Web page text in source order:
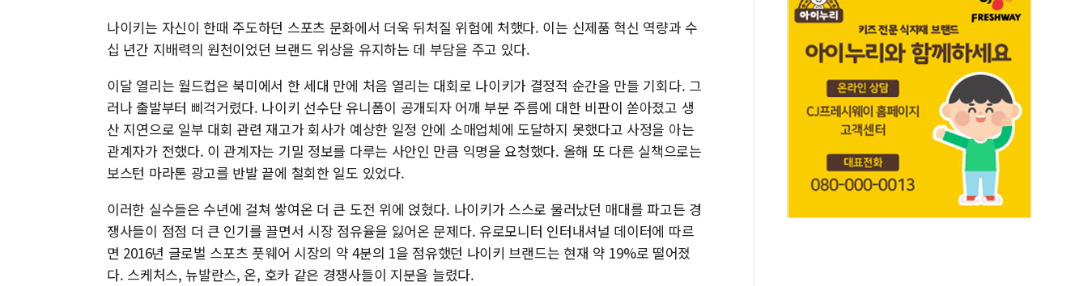
나이키는 자신이 한때 주도하던 스포츠 문화에서 더욱 뒤처질 위험에 처했다. 이는 신제품 혁신 역량과 수
십 년간 지배력의 원천이었던 브랜드 위상을 유지하는 데 부담을 주고 있다.
이달 열리는 월드컵은 북미에서 한 세대 만에 처음 열리는 대회로 나이키가 결정적 순간을 만들 기회다. 그
러나 출발부터 삐걱거렸다. 나이키 선수단 유니폼이 공개되자 어깨 부분 주름에 대한 비판이 쏟아졌고 생
산 지연으로 일부 대회 관련 재고가 회사가 예상한 일정 안에 소매업체에 도달하지 못했다고 사정을 아는
관계자가 전했다. 이 관계자는 기밀 정보를 다루는 사안인 만큼 익명을 요청했다. 올해 또 다른 실책으로는
보스턴 마라톤 광고를 반발 끝에 철회한 일도 있었다.
이러한 실수들은 수년에 걸쳐 쌓여온 더 큰 도전 위에 얹혔다. 나이키가 스스로 물러났던 매대를 파고든 경
쟁사들이 점점 더 큰 인기를 끌면서 시장 점유율을 잃어온 문제다. 유로모니터 인터내셔널 데이터에 따르
면 2016년 글로벌 스포츠 풋웨어 시장의 약 4분의 1을 점유했던 나이키 브랜드는 현재 약 19%로 떨어졌
다. 스케처스, 뉴발란스, 온, 호카 같은 경쟁사들이 지분을 늘렸다.